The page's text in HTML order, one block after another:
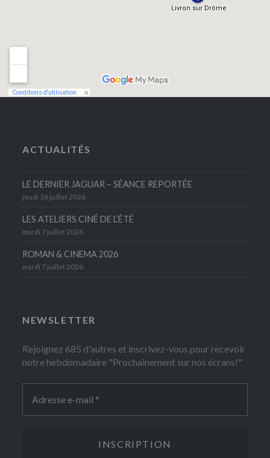
ACTUALITÉS
LE DERNIER JAGUAR – SÉANCE REPORTÉE
jeudi 16 juillet 2026
LES ATELIERS CINÉ DE L’ÉTÉ
mardi 7 juillet 2026
ROMAN & CINEMA 2026
mardi 7 juillet 2026
NEWSLETTER
Rejoignez 685 d'autres et inscrivez-vous pour recevoir
notre hebdomadaire "Prochainement sur nos écrans!"